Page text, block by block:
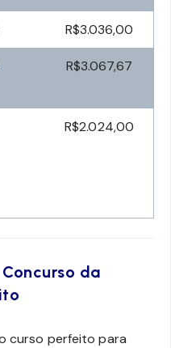
R$3.036,00
R$3.067,67
R$2.024,00
da
curso perfeito para